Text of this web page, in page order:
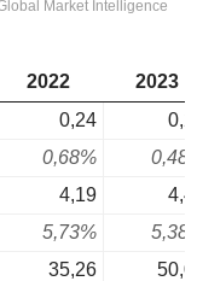
2022
2023
0,24
0,68%
4,19
5,73%
35,26